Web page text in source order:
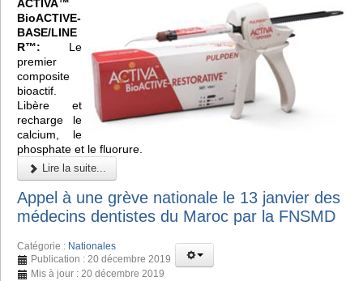
ACTIVA™
BioACTIVE-
BASE/LINE
R™: Le
premier
composite
bioactif.
Libère et
recharge le
calcium, le
phosphate et le fluorure.
Lire la suite...
Appel à une grève nationale le 13 janvier des
médecins dentistes du Maroc par la FNSMD
Catégorie : Nationales
Publication : 20 décembre 2019
Mis à jour : 20 décembre 2019